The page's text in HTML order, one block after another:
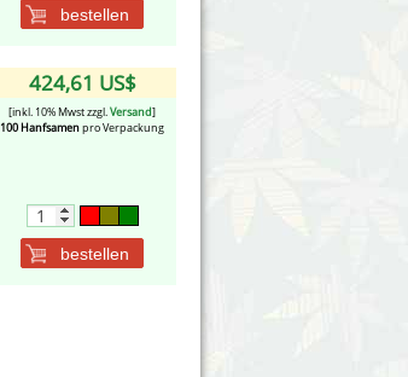
bestellen
424,61 US$
[inkl. 10% Mwst zzgl.Versand]
100 Hanfsamenpro Verpackung
bestellen